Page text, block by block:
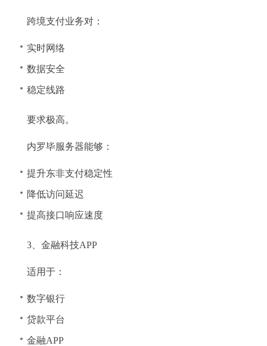
跨境支付业务对：
实时网络
数据安全
稳定线路
要求极高。
内罗毕服务器能够：
提升东非支付稳定性
降低访问延迟
提高接口响应速度
3、金融科技APP
适用于：
数字银行
贷款平台
金融APP